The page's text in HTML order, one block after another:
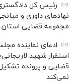
رئیس کل
نهاد‌های داوری و
مجموعه قضایی
ادعای نماینده
استقرار شهید
قضایی و پرونده تشکیل
نمی‌کند